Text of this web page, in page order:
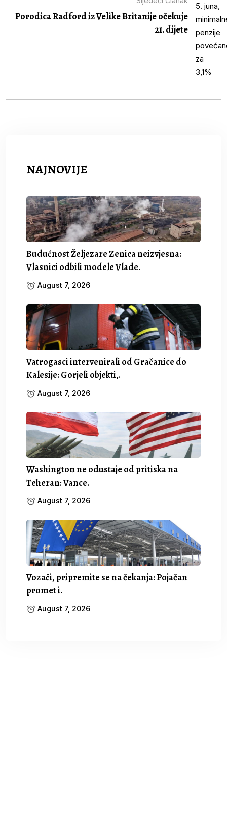
Porodica Radford iz Velike Britanije očekuje
21. dijete
NAJNOVIJE
Budućnost Željezare Zenica neizvjesna:
Vlasnici odbili modele Vlade.
August 7, 2026
Vatrogasci intervenirali od Gračanice do
Kalesije: Gorjeli objekti,.
August 7, 2026
Washington ne odustaje od pritiska na
Teheran: Vance.
August 7, 2026
Vozači, pripremite se na čekanja: Pojačan
promet i.
August 7, 2026